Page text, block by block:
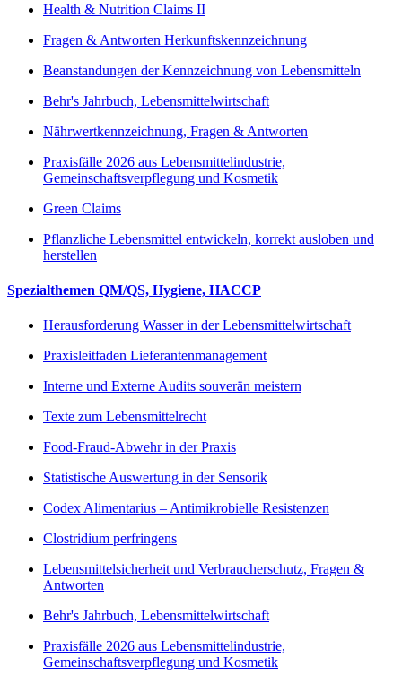
Health & Nutrition Claims II
Fragen & Antworten Herkunftskennzeichnung
Beanstandungen der Kennzeichnung von Lebensmitteln
Behr's Jahrbuch, Lebensmittelwirtschaft
Nährwertkennzeichnung, Fragen & Antworten
Praxisfälle 2026 aus Lebensmittelindustrie,
Gemeinschaftsverpflegung und Kosmetik
Green Claims
Pflanzliche Lebensmittel entwickeln, korrekt ausloben und
herstellen
Spezialthemen QM/QS, Hygiene, HACCP
Herausforderung Wasser in der Lebensmittelwirtschaft
Praxisleitfaden Lieferantenmanagement
Interne und Externe Audits souverän meistern
Texte zum Lebensmittelrecht
Food-Fraud-Abwehr in der Praxis
Statistische Auswertung in der Sensorik
Codex Alimentarius – Antimikrobielle Resistenzen
Clostridium perfringens
Lebensmittelsicherheit und Verbraucherschutz, Fragen &
Antworten
Behr's Jahrbuch, Lebensmittelwirtschaft
Praxisfälle 2026 aus Lebensmittelindustrie,
Gemeinschaftsverpflegung und Kosmetik